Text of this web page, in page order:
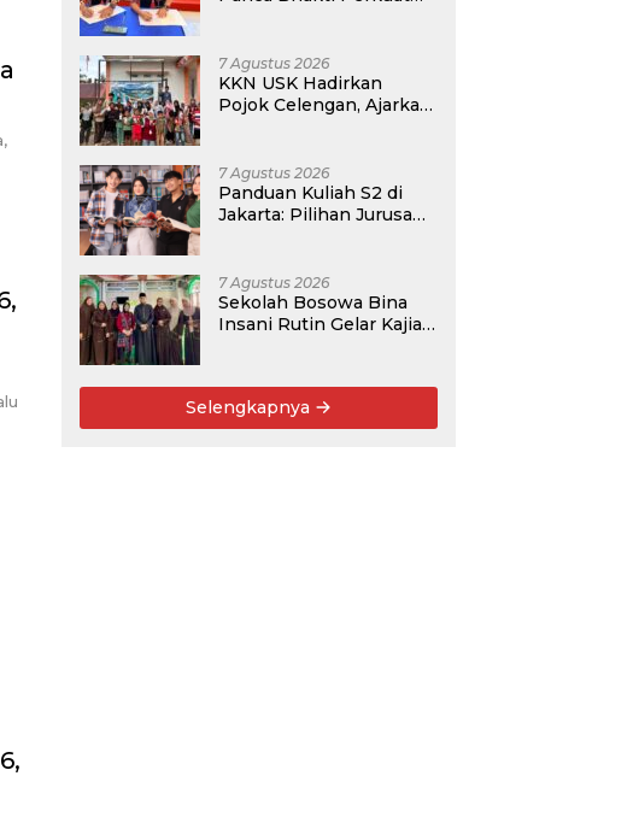
7 Agustus 2026
KKN USK Hadirkan
Pojok Celengan, Ajarkan
7 Agustus 2026
Panduan Kuliah S2 di
Jakarta: Pilihan Jurusan,
7 Agustus 2026
Sekolah Bosowa Bina
Insani Rutin Gelar Kajian
Umum
Selengkapnya